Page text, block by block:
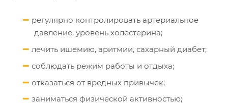
регулярно контролировать артериальное
давление, уровень холестерина;
лечить ишемию, аритмии, сахарный диабет;
соблюдать режим работы и отдыха;
отказаться от вредных привычек;
заниматься физической активностью;